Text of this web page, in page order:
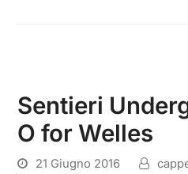
Sentieri
O for Welles
21 Giugno 2016